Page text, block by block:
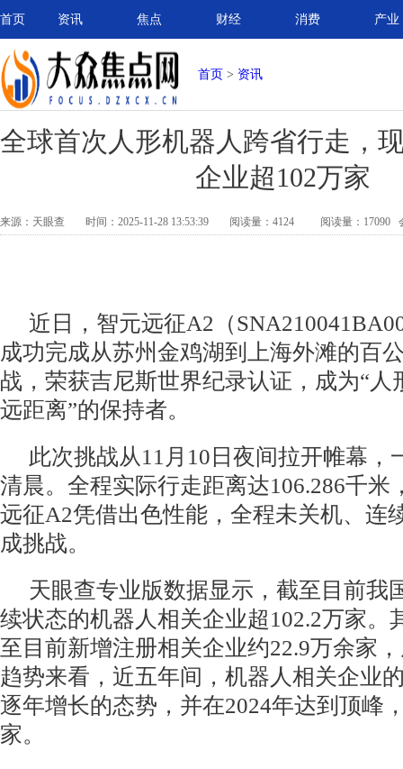
首页 资讯 焦点 财经 消费 产业
首页 > 资讯
全球首次人形机器人跨省行走，
企业超102万家
来源： 天眼查 时间： 2025-11-28 13:53:39 阅读量： 4124 阅读量：17090
近日，智元远征A2（
成功完成从苏州金鸡湖到上海外滩的百
战，荣获吉尼斯世界纪录认证，成为“人
远距离”的保持者。
此次挑战从11月10日夜间拉开帷幕，
清晨。全程实际行走距离达106.286千米
远征A2凭借出色性能，全程未关机、连
成挑战。
天眼查专业版数据显示，截至目前我
续状态的机器人相关企业超102.2万家。
至目前新增注册相关企业约22.9万余家
趋势来看，近五年间，机器人相关企业
逐年增长的态势，并在2024年达到顶峰
家。